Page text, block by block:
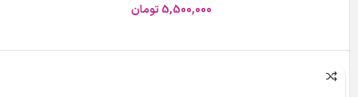
5,500,000 تومان